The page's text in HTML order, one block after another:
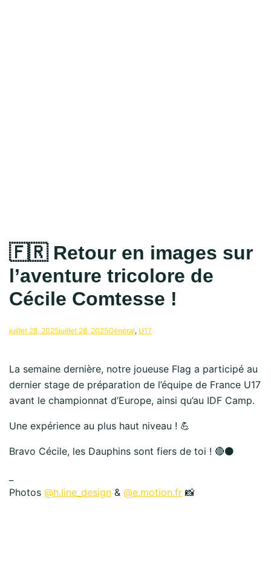
🇫🇷 Retour en images sur
l’aventure tricolore de
Cécile Comtesse !
juillet 28, 2025juillet 28, 2025Général, U17
La semaine dernière, notre joueuse Flag a participé au
dernier stage de préparation de l’équipe de France U17
avant le championnat d’Europe, ainsi qu’au IDF Camp.
Une expérience au plus haut niveau ! 💪
Bravo Cécile, les Dauphins sont fiers de toi ! 🔴⚫
Photos @h.line_design & @e.motion.fr 📸